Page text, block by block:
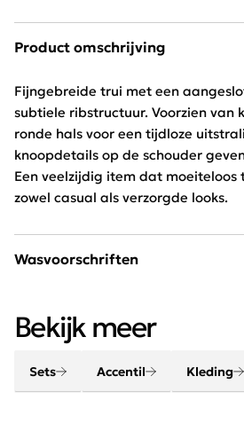
Product omschrijving
Fijngebreide trui met een
subtiele ribstructuur. Voorzien van
ronde hals voor een tijdloze
knoopdetails op de schouder
Een veelzijdig item dat moeiteloos
zowel casual als verzorgde looks.
Wasvoorschriften
Bekijk meer
Sets Accentil Kleding